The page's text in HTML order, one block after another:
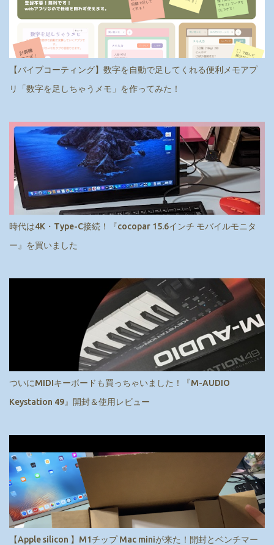
【バイブコーティング】数字を自動で足してくれる便利メモアプ
リ「数字を足しちゃうメモ」を作ってみた！
時代は4K・Type-C接続！『cocopar 15.6インチ モバイルモニタ
ー』を買いました
ついにMIDIキーボードも買っちゃいました！『M-AUDIO
Keystation 49』開封＆使用レビュー
【Apple silicon 】M1チップ Mac miniが来た！開封とベンチマー